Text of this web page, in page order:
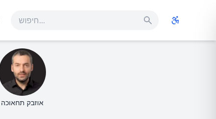
אגוגו: ידע לבריאות טובה יותר
אוזבק תחאוכה